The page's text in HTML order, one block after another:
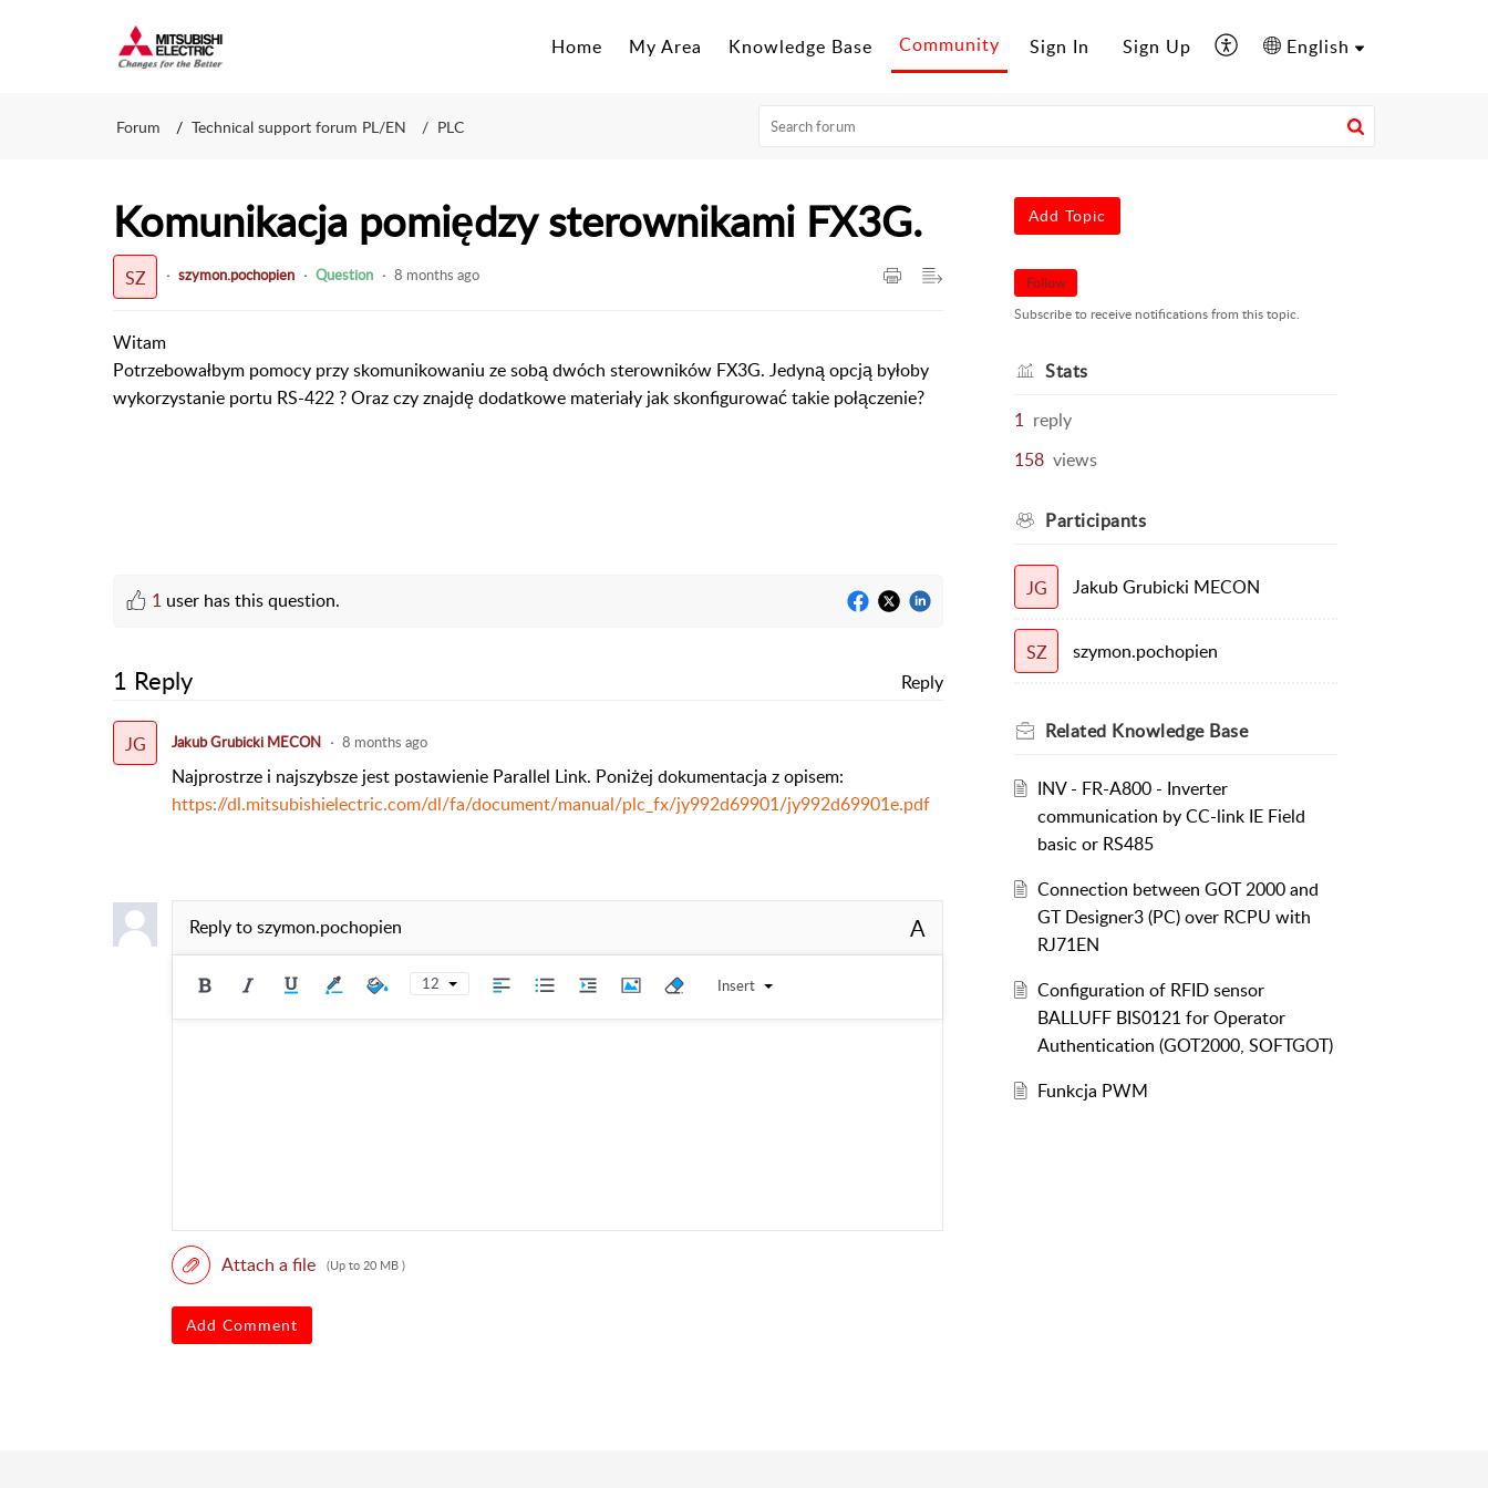
Home My Area Knowledge Base Community Sign In Sign Up English
Forum Technical support forum PL/EN PLC
Komunikacja pomiędzy sterownikami FX3G.
SZ szymon.pochopien Question 8 months ago
Witam
Potrzebowałbym pomocy przy skomunikowaniu ze sobą dwóch sterowników FX3G. Jedyną opcją byłoby
wykorzystanie portu RS-422 ? Oraz czy znajdę dodatkowe materiały jak skonfigurować takie połączenie?
1 user has this question.
1 Reply Reply
JG Jakub Grubicki MECON 8 months ago
Najprostrze i najszybsze jest postawienie Parallel Link. Poniżej dokumentacja z opisem:
https://dl.mitsubishielectric.com/dl/fa/document/manual/plc_fx/jy992d69901/jy992d69901e.pdf
Reply toszymon.pochopien A
12 Insert
Attach a file (Up to 20 MB )
Add Comment
Add Topic
Follow
Subscribe to receive notifications from this topic.
Stats
1 reply
158 views
Participants
JG Jakub Grubicki MECON
SZ szymon.pochopien
Related Knowledge Base
INV - FR-A800 - Inverter
communication by CC-link IE Field
basic or RS485
Connection between GOT 2000 and
GT Designer3 (PC) over RCPU with
RJ71EN
Configuration of RFID sensor
BALLUFF BIS0121 for Operator
Authentication (GOT2000, SOFTGOT)
Funkcja PWM